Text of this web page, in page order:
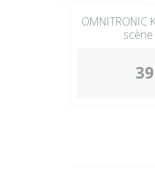
OMNITRONIC